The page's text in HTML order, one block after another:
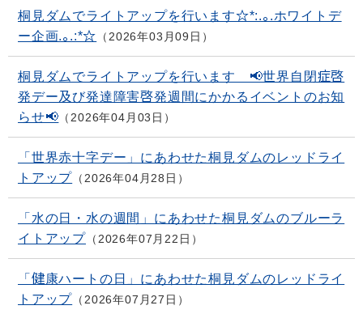
桐見ダムでライトアップを行います☆*:.｡.ホワイトデ
ー企画.｡.:*☆
2026年03月09日
桐見ダムでライトアップを行います 📢世界自閉症啓
発デー及び発達障害啓発週間にかかるイベントのお知
らせ📢
2026年04月03日
「世界赤十字デー」にあわせた桐見ダムのレッドライ
トアップ
2026年04月28日
「水の日・水の週間」にあわせた桐見ダムのブルーラ
イトアップ
2026年07月22日
「健康ハートの日」にあわせた桐見ダムのレッドライ
トアップ
2026年07月27日